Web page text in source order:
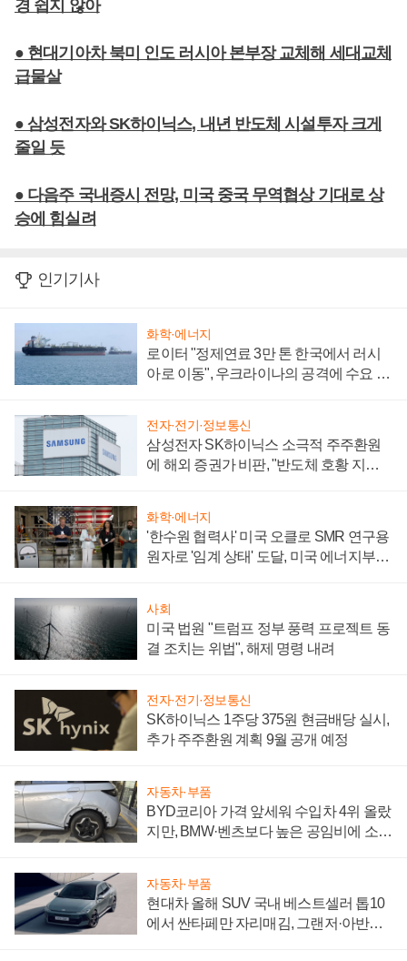
경 쉽지 않아
● 현대기아차 북미 인도 러시아 본부장 교체해 세대교체
급물살
● 삼성전자와 SK하이닉스, 내년 반도체 시설투자 크게
줄일 듯
● 다음주 국내증시 전망, 미국 중국 무역협상 기대로 상
승에 힘실려
인기기사
화학·에너지
로이터 "정제연료 3만 톤 한국에서 러시
아로 이동", 우크라이나의 공격에 수요 늘
전자·전기·정보통신
삼성전자 SK하이닉스 소극적 주주환원
에 해외 증권가 비판, "반도체 호황 지속
화학·에너지
'한수원 협력사' 미국 오클로 SMR 연구용
원자로 '임계 상태' 도달, 미국 에너지부
사회
미국 법원 "트럼프 정부 풍력 프로젝트 동
결 조치는 위법", 해제 명령 내려
전자·전기·정보통신
SK하이닉스 1주당 375원 현금배당 실시,
추가 주주환원 계획 9월 공개 예정
자동차·부품
BYD코리아 가격 앞세워 수입차 4위 올랐
지만, BMW·벤츠보다 높은 공임비에 소비
자동차·부품
현대차 올해 SUV 국내 베스트셀러 톱10
에서 싼타페만 자리매김, 그랜저·아반떼